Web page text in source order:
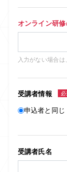
オンライン研
入力がない場合
受講者情報
申込者と同じ
受講者氏名